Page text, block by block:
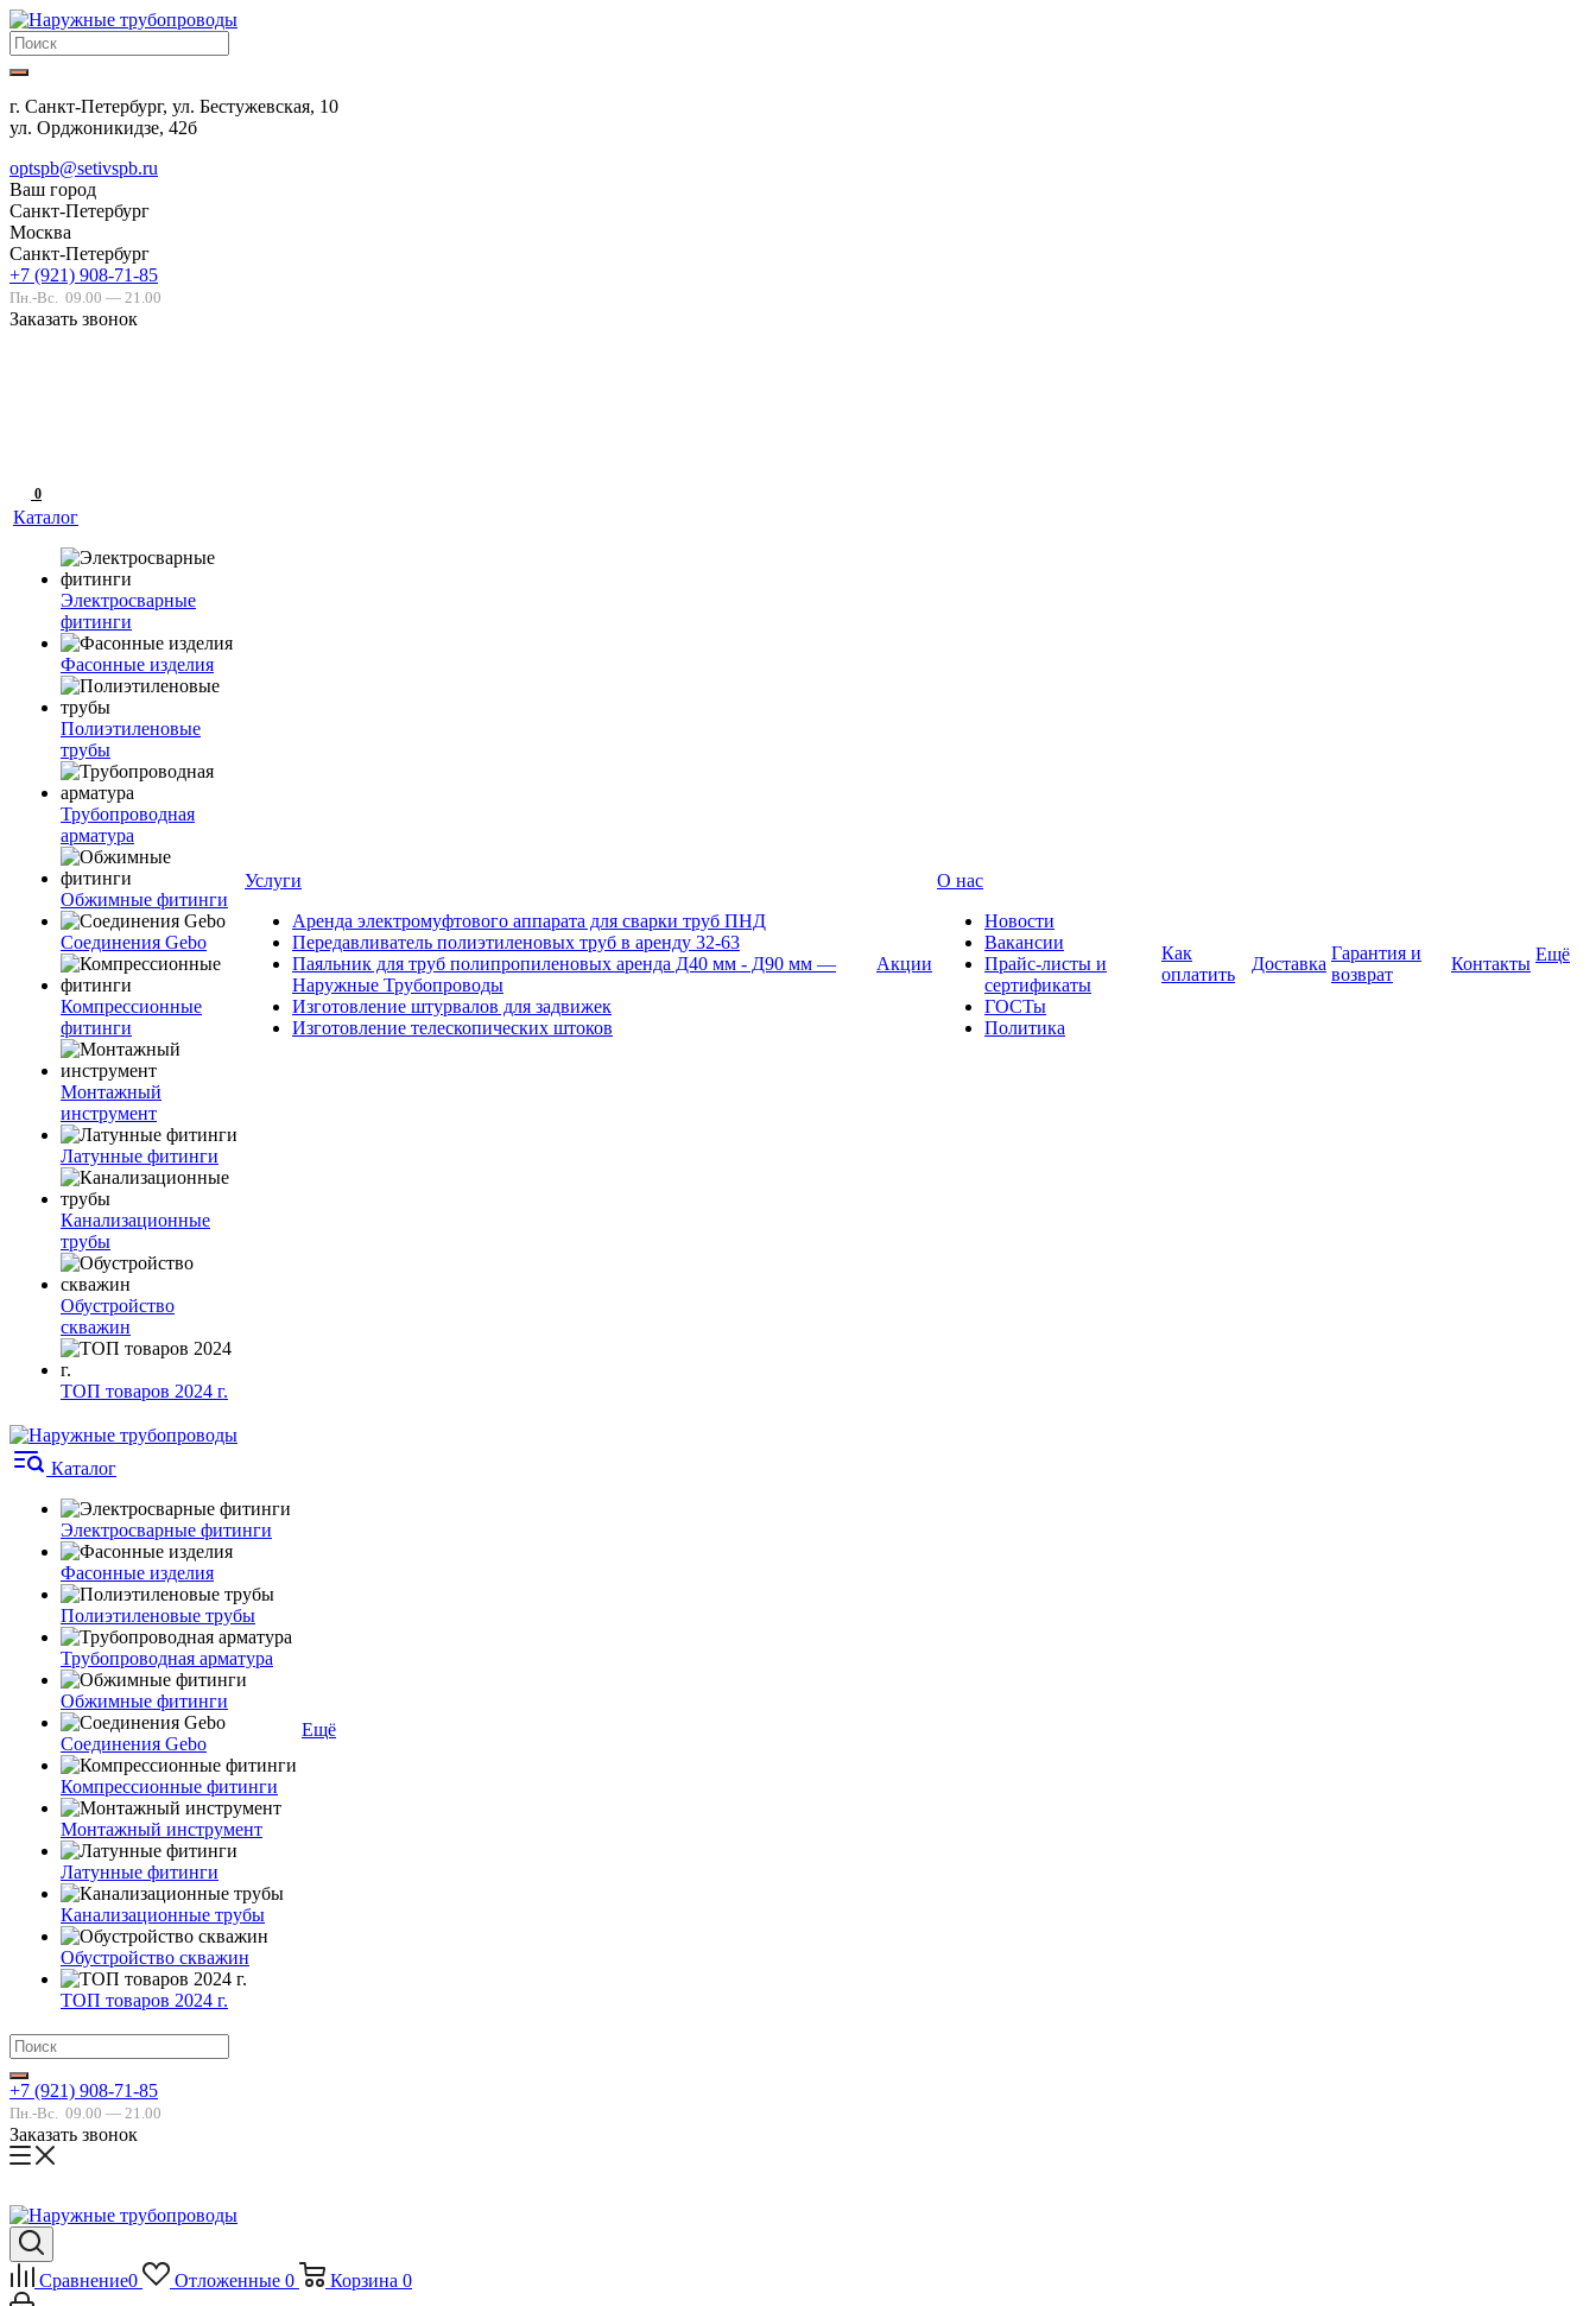
г. Санкт-Петербург, ул. Бестужевская, 10
ул. Орджоникидзе, 42б
optspb@setivspb.ru
Ваш город
Санкт-Петербург
Москва
Санкт-Петербург
+7 (921) 908-71-85
Пн.-Вс. 09.00 — 21.00
Заказать звонок
0
Каталог
Электросварные
фитинги
Фасонные изделия
Полиэтиленовые
трубы
Трубопроводная
арматура
Обжимные фитинги
Соединения Gebo
Компрессионные
фитинги
Монтажный
инструмент
Латунные фитинги
Канализационные
трубы
Обустройство
скважин
ТОП товаров 2024 г.
Услуги
Аренда электромуфтового аппарата для сварки труб ПНД
Передавливатель полиэтиленовых труб в аренду 32-63
Паяльник для труб полипропиленовых аренда Д40 мм - Д90 мм —
Наружные Трубопроводы
Изготовление штурвалов для задвижек
Изготовление телескопических штоков
Акции
О нас
Новости
Вакансии
Прайс-листы и
сертификаты
ГОСТы
Политика
Как
оплатить
Доставка
Гарантия и
возврат
Контакты Ещё
Каталог
Электросварные фитинги
Фасонные изделия
Полиэтиленовые трубы
Трубопроводная арматура
Обжимные фитинги
Соединения Gebo
Компрессионные фитинги
Монтажный инструмент
Латунные фитинги
Канализационные трубы
Обустройство скважин
ТОП товаров 2024 г.
Ещё
+7 (921) 908-71-85
Пн.-Вс. 09.00 — 21.00
Заказать звонок
Сравнение0 Отложенные 0 Корзина 0